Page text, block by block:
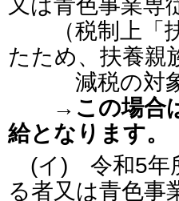
又は青色事業専
（税制上「扶
たため、扶養親
減税の対象
→この場合
給となります。
(イ) 令和5年
る者又は青色事